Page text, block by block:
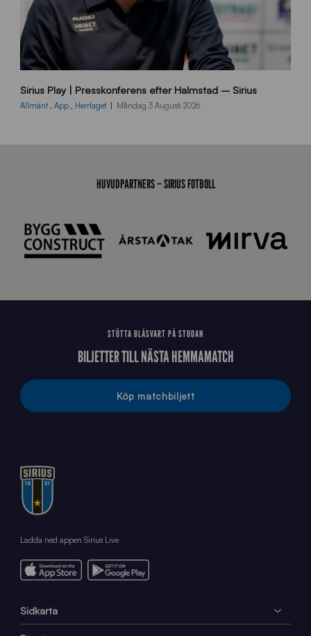
B
2
0
6
8
Sirius Play | Presskonferens efter Halmstad – Sirius
Allmänt , App , Herrlaget Måndag 3 Augusti 2026
HUVUDPARTNERS – SIRIUS FOTBOLL
STÖTTA BLÅSVART PÅ STUDAN
BILJETTER TILL NÄSTA HEMMAMATCH
Köp matchbiljett
Ladda ned appen Sirius Live
Sidkarta